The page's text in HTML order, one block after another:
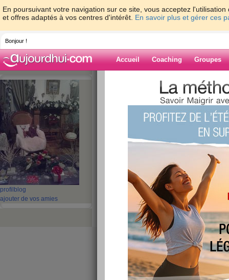
En poursuivant votre navigation sur ce site, vous acceptez
et offres adaptés à vos centres d'intérêt. En savoir plus et gérer ces
Bonjour !
Accueil Coaching Groupes
profil blog
ajouter de vos amies
>
Blog de lierre
21 - 30 31 - 40 41 - 50
51 -
111 - 120 121 - 130 131 - 136 »
‹ Préc. 81 83 84 85
Proverbes
publié le 04/10/2011 à 00:19
C’est avec l’eau du corps que l’on tire l’eau
Ce que le vieux voit assis, le jeune ne le voit
Chaque rivière à sa propre source